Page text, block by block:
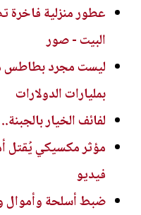
عطور منزلية فاخرة
البيت - صور
ليست مجرد بطاطس
بمليارات الدولارات
لفائف الخيار
مؤثر مكسيكي يُقتل
فيديو
ضبط أسلحة